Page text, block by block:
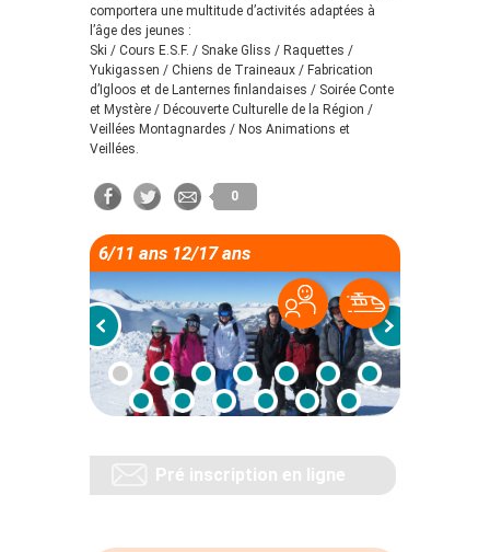
comportera une multitude d’activités adaptées à
l’âge des jeunes :
Ski / Cours E.S.F. / Snake Gliss / Raquettes /
Yukigassen / Chiens de Traineaux / Fabrication
d’Igloos et de Lanternes finlandaises / Soirée Conte
et Mystère / Découverte Culturelle de la Région /
Veillées Montagnardes / Nos Animations et
Veillées.
0
6/11 ans 12/17 ans
Pré inscription en ligne